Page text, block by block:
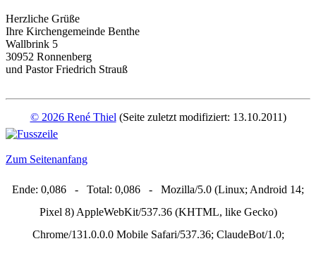
Herzliche Grüße
Ihre Kirchengemeinde Benthe
Wallbrink 5
30952 Ronnenberg
und Pastor Friedrich Strauß
© 2026 René Thiel (Seite zuletzt modifiziert: 13.10.2011)
Zum Seitenanfang
Ende: 0,086 - Total: 0,086 - Mozilla/5.0 (Linux; Android 14;
Pixel 8) AppleWebKit/537.36 (KHTML, like Gecko)
Chrome/131.0.0.0 Mobile Safari/537.36; ClaudeBot/1.0;